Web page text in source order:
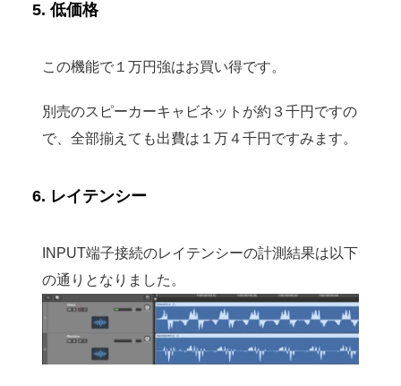
5. 低価格
この機能で１万円強はお買い得です。
別売のスピーカーキャビネットが約３千円ですの
で、全部揃えても出費は１万４千円ですみます。
6. レイテンシー
INPUT端子接続のレイテンシーの計測結果は以下
の通りとなりました。